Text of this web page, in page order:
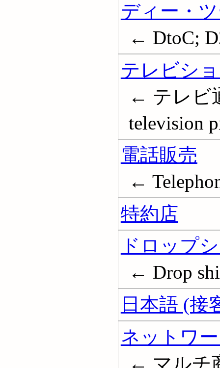
ディー・
← DtoC;
テレビシ
← テレビ
television
電話販売
←
特約店
ドロップ
← Drop
日本語 (接
ネットワ
← マルチ